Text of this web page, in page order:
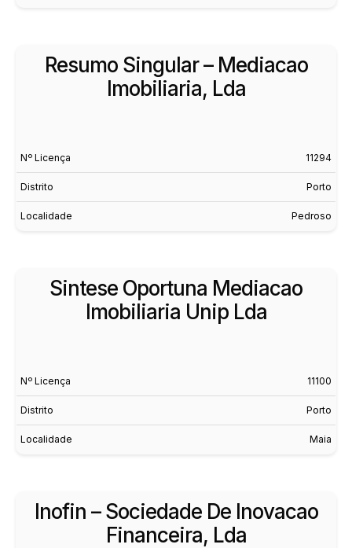
Resumo Singular – Mediacao
Imobiliaria, Lda
Nº Licença 11294
Distrito Porto
Localidade Pedroso
Sintese Oportuna Mediacao
Imobiliaria Unip Lda
Nº Licença 11100
Distrito Porto
Localidade Maia
Inofin – Sociedade De Inovacao
Financeira, Lda